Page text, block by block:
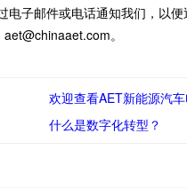
子邮件或电话通知我们，以
。
欢迎查看AET新能源汽
什么是数字化转型？